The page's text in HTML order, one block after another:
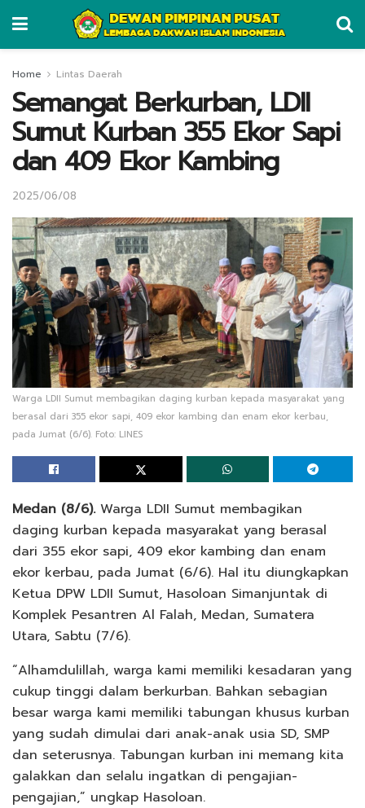
Home Lintas Daerah
Semangat Berkurban, LDII
Sumut Kurban 355 Ekor Sapi
dan 409 Ekor Kambing
2025/06/08
Warga LDII Sumut membagikan daging kurban kepada masyarakat yang
berasal dari 355 ekor sapi, 409 ekor kambing dan enam ekor kerbau,
pada Jumat (6/6). Foto: LINES
Medan (8/6).Warga LDII Sumut membagikan
daging kurban kepada masyarakat yang berasal
dari 355 ekor sapi, 409 ekor kambing dan enam
ekor kerbau, pada Jumat (6/6). Hal itu diungkapkan
Ketua DPW LDII Sumut, Hasoloan Simanjuntak di
Komplek Pesantren Al Falah, Medan, Sumatera
Utara, Sabtu (7/6).
“Alhamdulillah, warga kami memiliki kesadaran yang
cukup tinggi dalam berkurban. Bahkan sebagian
besar warga kami memiliki tabungan khusus kurban
yang sudah dimulai dari anak-anak usia SD, SMP
dan seterusnya. Tabungan kurban ini memang kita
galakkan dan selalu ingatkan di pengajian-
pengajian,” ungkap Hasoloan.